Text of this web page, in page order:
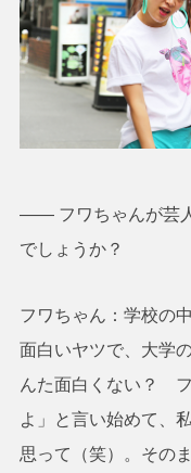
―― フワちゃんが芸
でしょうか？
フワちゃん：学校の
面白いヤツで、大学
んた面白くない？
よ」と言い始めて、
思って（笑）。その